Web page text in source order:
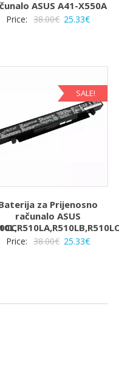
ASUS A41-X550A
Price: 38.00€ Izvorna
je:
25.33€
25.33€.
SALE!
za Prijenosno
računalo ASUS
Price: 38.00€ Izvorna
38.00€.
25.33€